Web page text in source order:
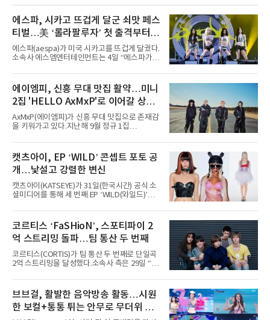
에스파, 시카고 뜨겁게 달군 쇠맛 페스
티벌…美 ‘롤라팔루자’ 첫 출격부터
증명한 존재감
에스파(aespa)가 미국 시카고를 뜨겁게 달궜다.
소속사 에스엠엔터테인먼트는 4일 “에스파가
서 열린 ‘롤라팔루자 시카고’(Lollapalooza
Chicago)의 알리안츠 스테이지에 올랐다”며
“총 14곡으로 구성된 세트리스트를 선사, 데뷔 7
년 차다운 노련한 무대 매너와 파워풀한 에너지
로 현장의 분위기를 압도했다”고 밝혔다.1991
년 시작된 ‘롤라팔루자’는 8개 스테이지, 170여
팀의 아티스트와 40만 명 이상의 관객이 운집하
코르티스 등 K팝 스타들이 출연진 명단에 이름
을 올렸다.이날 에스파는
에이엠피, 신흥 무대 맛집 활약…미니
2집 'HELLO AxMxP'로 이어갈 상승
세
AxMxP(에이엠피)가 신흥 무대 맛집으로 존재감
을 키워가고 있다.지난해 9월 정규 1집
AxMxP는 데뷔 전부터 버스킹과 각종 페스티벌,
공연 무대에 오르며 실전 경험을 쌓아왔다.이들
은 소속사 패밀리 콘서트를 비롯해 '뷰티풀 민트
라이프 2025', '2025 부산국제록페스티벌' 등 대
형 무대에 잇달아 출연해 당찬 에너지와 풋풋한
매력으로 음악팬들의 눈도장을 찍었다.이후
AxMxP는 '카운트다운 판타지 2025-2026',
정적인 실력을 입증했고, 올해 '2026 어썸뮤직
페스티벌', '뷰티풀 민트 라이프 2026', '2026
캣츠아이, EP ‘WILD’ 콘셉트 포토 공
개…낯설고 강렬한 변신
캣츠아이(KATSEYE)가 31일(한국시간) 공식 소
셜미디어를 통해 세 번째 EP ‘WILD(와일드)’의
heart(와일드 하트)’라는 제목이 붙은 콘셉트 포
토에는 멤버들의 본능적이고 야성적인 면모가
강렬하게 담겼다. 짙은 아이섀도와 푸른빛·금빛·
붉은빛의 컬러 렌즈가 비현실적인 분위기를 자
아내고, 여러 원색이 불규칙하게 뒤섞인 멀티컬
러 헤어와 과감한 블루·블랙 립 메이크업이 낯설
고도 매혹적인 비주얼을 완성했다.스타일링 역
엣을 거침없이 결합했다. 멤버들은 각기 다른 개
성을 살린 스타일링을 선
코르티스 ‘FaSHioN’, 스포티파이 2
억 스트리밍 돌파…팀 통산 두 번째
코르티스(CORTIS)가 팀 통산 두 번째로 단일곡
2억 스트리밍을 달성했다.소속사 측은 29일 “코
벌 오디오·음원 스트리밍 플랫폼 스포티파이에
서 27일 자로 누적 재생 수 2억 회를 돌파했
다”고 밝혔다.곡이 발표된 지 약 10개월 만이다.
팀의 첫 번째 2억 스트리밍 곡은 동일 음반에 수
록된 ‘GO!’다. 이 노래는 공개 약 9개월 만인 지
브브걸, 활발한 음악방송 활동…시원
한 보컬+통통 튀는 안무로 무더위 사